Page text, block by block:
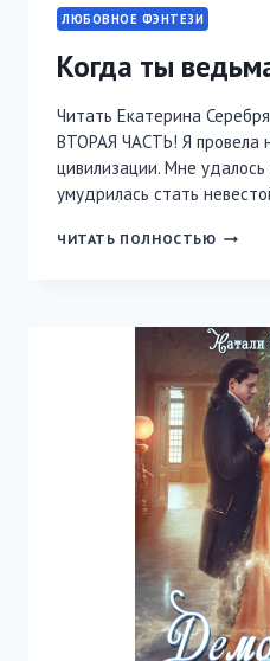
ЛЮБОВНОЕ ФЭНТЕЗИ
Когда ты
Читать Екатерина
ВТОРАЯ ЧАСТЬ! Я провела
цивилизации. Мне удалось
умудрилась стать
ЧИТАТЬ ПОЛНОСТЬЮ КОГДА